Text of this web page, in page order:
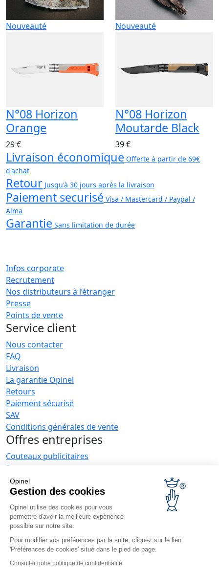
Opinel
Gestion des cookies
Opinel utilise des cookies pour vous
permettre d'avoir la meilleure expérience
possible sur notre site.
Pour modifier vos préférences par la suite, cliquez sur le lien
'Préférences de cookies' situé dans le pied de page.
Consulter notre politique de confidentialité
Nouveauté
N°08 Horizon
Orange
29 €
Nouveauté
N°08 Horizon
Moutarde Black
39 €
Livraison économique Offerte à partir de 69€
d'achat
Retour Jusqu'à 30 jours après la livraison
Paiement securisé Visa / Mastercard / Paypal /
Alma
Garantie Sans limitation de durée
Infos corporate
Recrutement
Nos distributeurs à l’étranger
Presse
Points de vente
Service client
Nous contacter
FAQ
Livraison
La garantie Opinel
Retours
Paiement sécurisé
SAV
Conditions générales de vente
Offres entreprises
Couteaux publicitaires
Restaurateurs
Opinel News
Recevoir les actualités
Retrouvez-nous